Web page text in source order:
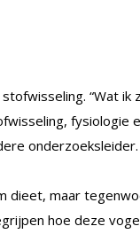
“Wat
fysiologie
onderzoeksleider.
dieet, maar
hoe deze